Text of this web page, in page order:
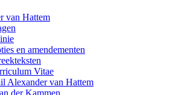
van Hattem
en amendementen
Vitae
Alexander van Hattem
der Kammen